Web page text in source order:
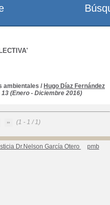
ambientales / Hugo Díaz Fernández
(Enero - Diciembre 2016)
(1 - 1 / 1)
Dr.Nelson García Otero pmb